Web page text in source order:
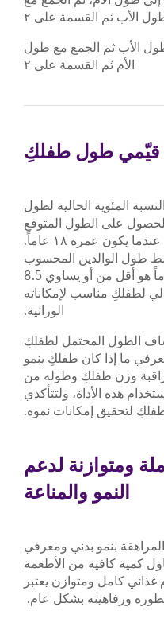
الأب ثم القسمة على ٢
من طول الأب ثم الجمع مع طول
الأم ثم القسمة على ٢
قيّمي طول طفلكِ
المئوية الحالية لطول
على الطول المتوقع
عندما يكون عمره ١٨ عاماً.
طول الوالدين المحسوب
والطول المتوقع عند ١٨ عاماً هو أقل من أو يساوي 8.5
لطفلكِ مناسب لإمكاناته
الوراثية.
الطول المحتمل لطفلكِ
١٨ عاماً ولتعرفي ما إذا كان طفلكِ ينمو
وزن طفلكِ وطوله من
هذه الأداة، ولتتأكدي
لتحقيق إمكانات نموه.
ومتوازنة لدعم
النمو والمناعة
بنمو بدني ومعرفي
كمية كافية من الأطعمة
كامل ومتوازن يعتبر
ورفاهيته بشكل عام.